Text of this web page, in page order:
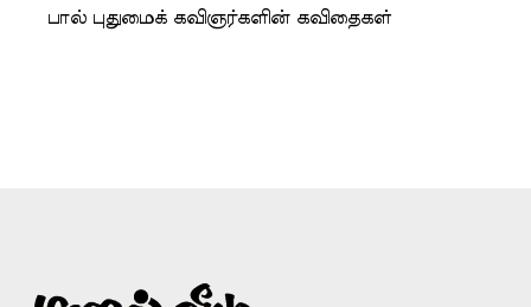
பால் புதுமைக் கவிஞர்களின் கவிதைகள்